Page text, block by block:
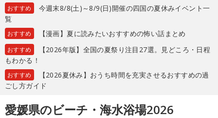
おすすめ
今週末8/8(土)～8/9(日)開催の四国の夏休みイベント一
覧
おすすめ 【漫画】夏に読みたいおすすめの怖い話まとめ
おすすめ
【2026年版】全国の夏祭り注目27選。見どころ・日程
もわかる！
おすすめ
【2026夏休み】おうち時間を充実させるおすすめの過
ごし方ガイド
愛媛県のビーチ・海水浴場2026